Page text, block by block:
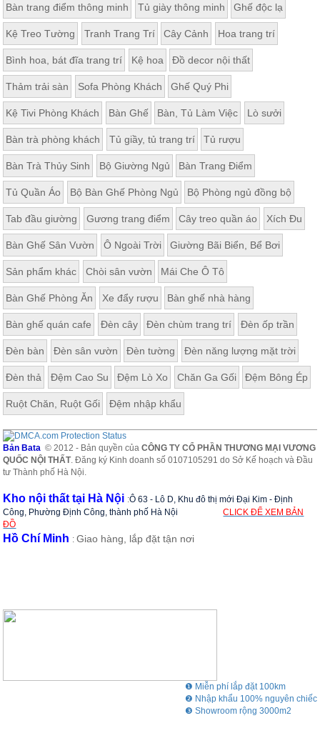
Bàn trang điểm thông minh Tủ giày thông minh Ghế độc lạ
Kệ Treo Tường Tranh Trang Trí Cây Cảnh Hoa trang trí
Bình hoa, bát đĩa trang trí Kệ hoa Đồ decor nội thất
Thảm trải sàn Sofa Phòng Khách Ghế Quý Phi
Kệ Tivi Phòng Khách Bàn Ghế Bàn, Tủ Làm Việc Lò sưởi
Bàn trà phòng khách Tủ giầy, tủ trang trí Tủ rượu
Bàn Trà Thủy Sinh Bộ Giường Ngủ Bàn Trang Điểm
Tủ Quần Áo Bộ Bàn Ghế Phòng Ngủ Bộ Phòng ngủ đồng bộ
Tab đầu giường Gương trang điểm Cây treo quần áo Xích Đu
Bàn Ghế Sân Vườn Ô Ngoài Trời Giường Bãi Biển, Bể Bơi
Sản phẩm khác Chòi sân vườn Mái Che Ô Tô
Bàn Ghế Phòng Ăn Xe đẩy rượu Bàn ghế nhà hàng
Bàn ghế quán cafe Đèn cây Đèn chùm trang trí Đèn ốp trần
Đèn bàn Đèn sân vườn Đèn tường Đèn năng lượng mặt trời
Đèn thả Đệm Cao Su Đệm Lò Xo Chăn Ga Gối Đệm Bông Ép
Ruột Chăn, Ruột Gối Đệm nhập khẩu
Bản Bata © 2012 - Bản quyền củaCÔNG TY CỔ PHẦN THƯƠNG MẠI VƯƠNG
QUỐC NỘI THẤT. Đăng ký Kinh doanh số 0107105291 do Sở Kế hoạch và Đầu
tư Thành phố Hà Nội.
Kho nội thất tại Hà Nội :Ô 63 - Lô D, Khu đô thị mới Đại Kim - Định
Công, Phường Định Công, thành phố Hà Nội
CLICK ĐỂ XEM BẢN
ĐỒ
Hồ Chí Minh :Giao hàng, lắp đặt tận nơi
❶ Miễn phí lắp đặt 100km
❷ Nhập khẩu 100% nguyên chiếc
❸ Showroom rộng 3000m2